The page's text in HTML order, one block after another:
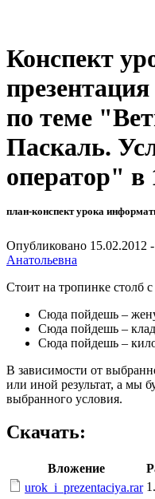
Конспект
по теме
Паскаль.
оператор" в
план-конспект урока
Опубликовано 15.02.2012
Анатольевна
Стоит на тропинке столб с
Сюда пойдешь –
Сюда пойдешь –
Сюда пойдешь –
В зависимости от
или иной результат, а мы
выбранного условия.
Скачать:
Вложение
urok_i_prezentaciya.rar